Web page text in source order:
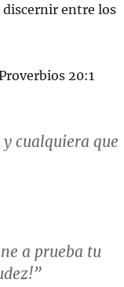
discernir entre los
20:1
cualquiera que
a prueba tu